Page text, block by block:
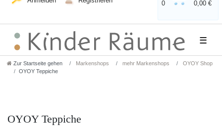
0 0,00 €
☰
Zur Startseite gehen Markenshops mehr Markenshops
OYOY Shop
OYOY Teppiche
OYOY Teppiche